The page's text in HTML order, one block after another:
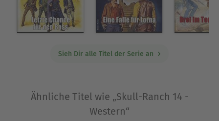
Sieh Dir alle Titel der Serie an
Ähnliche Titel wie „Skull-Ranch 14 -
Western“